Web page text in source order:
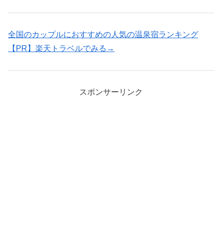
全国のカップルにおすすめの人気の温泉宿ランキング
【PR】楽天トラベルでみる→
スポンサーリンク